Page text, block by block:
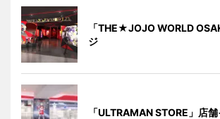
「THE★JOJO WORLD
ジ
「ULTRAMAN STORE」店